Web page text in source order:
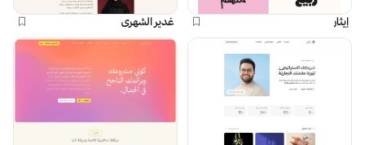
إيثار غدير الشهري